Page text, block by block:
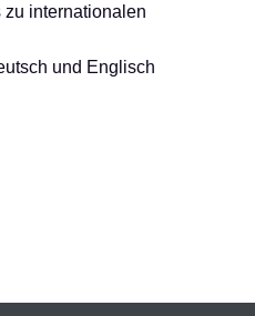
internationalen
und Englisch